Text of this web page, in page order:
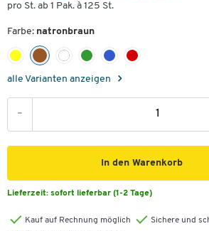
pro St. ab 1 Pak. à 125 St.
Farbe: natronbraun
alle Varianten anzeigen
-
In den Warenkorb
Lieferzeit: sofort lieferbar (1-2 Tage)
Kauf auf Rechnung möglich
Sichere und